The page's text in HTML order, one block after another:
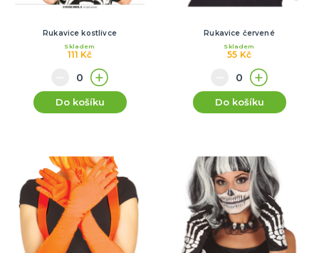
Rukavice kostlivce
111 Kč
Skladem
Do košíku
Rukavice červené
55 Kč
Skladem
Do košíku